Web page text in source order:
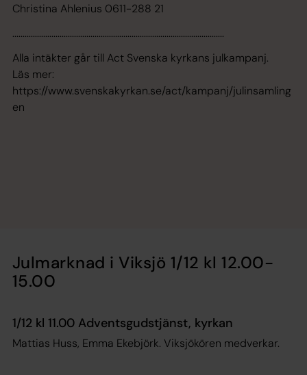
Christina Ahlenius 0611-288 21
.......................................................................................................
Alla intäkter går till Act Svenska kyrkans julkampanj.
Läs mer:
https://www.svenskakyrkan.se/act/kampanj/julinsamling
en
Julmarknad i Viksjö 1/12 kl 12.00-
15.00
1/12 kl 11.00 Adventsgudstjänst, kyrkan
Mattias Huss, Emma Ekebjörk. Viksjökören medverkar.